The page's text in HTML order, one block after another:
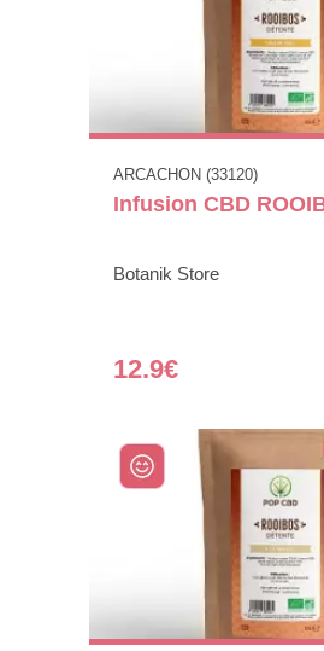
ARCACHON (33120)
Infusion CBD
Botanik Store
12.9€